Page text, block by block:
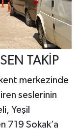
TAKİP
merkezinde
seslerinin
Yeşil
719 Sokak’a